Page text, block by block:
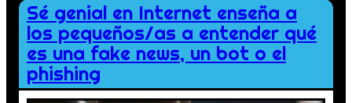
Sé genial en Internet enseña a
los pequeños/as a entender qué
es una fake news, un bot o el
phishing